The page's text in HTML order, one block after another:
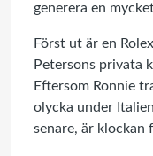
generera en
Först ut är en
Petersons privata
Eftersom Ronnie
olycka under
senare, är